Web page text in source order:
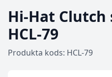
Hi-Hat Clutch
HCL-79
Produkta kods: HCL-79